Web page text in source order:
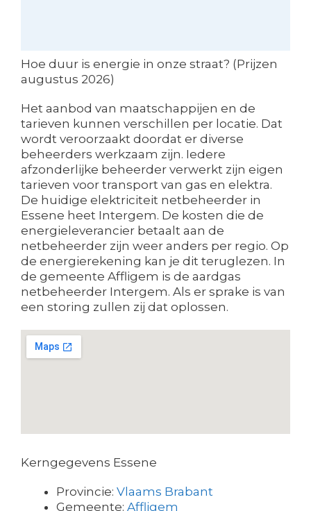
Hoe duur is energie in onze straat? (Prijzen
augustus 2026)
Het aanbod van maatschappijen en de
tarieven kunnen verschillen per locatie. Dat
wordt veroorzaakt doordat er diverse
beheerders werkzaam zijn. Iedere
afzonderlijke beheerder verwerkt zijn eigen
tarieven voor transport van gas en elektra.
De huidige elektriciteit netbeheerder in
Essene heet Intergem. De kosten die de
energieleverancier betaalt aan de
netbeheerder zijn weer anders per regio. Op
de energierekening kan je dit teruglezen. In
de gemeente Affligem is de aardgas
netbeheerder Intergem. Als er sprake is van
een storing zullen zij dat oplossen.
Kerngegevens Essene
Provincie: Vlaams Brabant
Gemeente: Affligem